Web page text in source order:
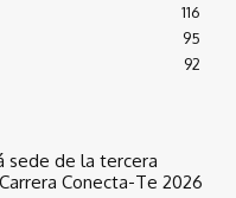
116
95
92
sede de la tercera
Conecta-Te 2026